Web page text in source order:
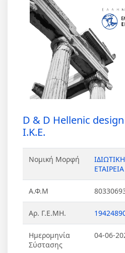
D & D Hellenic
Ι.Κ.Ε.
Νομική Μορφή
Α.Φ.Μ
Αρ. Γ.Ε.ΜΗ.
Ημερομηνία
Σύστασης
04-06-